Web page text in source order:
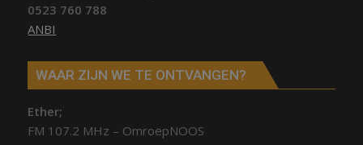
0523 760 788
ANBI
WAAR ZIJN WE TE ONTVANGEN?
Ether;
FM 107.2 MHz – OmroepNOOS